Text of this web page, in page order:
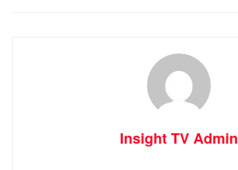
Insight TV Admin